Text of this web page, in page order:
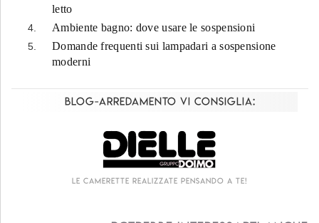
letto
Ambiente bagno: dove usare le sospensioni
Domande frequenti sui lampadari a sospensione
moderni
Blog-Arredamento vi consiglia:
realizzate pensando a te!